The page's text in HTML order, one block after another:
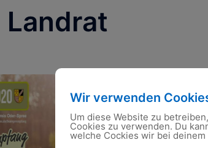
Landrat
Wir verwenden
Um diese Website zu
Cookies zu verwenden. Du
welche Cockies wir bei